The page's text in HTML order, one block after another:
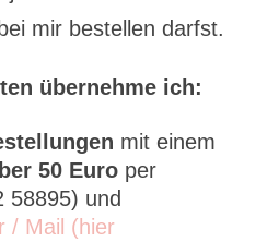
mir bestellen darfst.
übernehme ich:
mit einem
50 Euro per
58895) und
/ Mail (hier